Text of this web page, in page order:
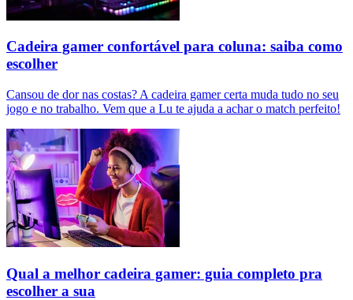
Cadeira gamer confortável para coluna: saiba como
escolher
Cansou de dor nas costas? A cadeira gamer certa muda tudo no seu
jogo e no trabalho. Vem que a Lu te ajuda a achar o match perfeito!
Qual a melhor cadeira gamer: guia completo pra
escolher a sua